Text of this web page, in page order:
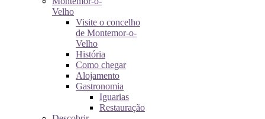
Velho
Visite o concelho
de Montemor-o-
Velho
História
Como chegar
Alojamento
Gastronomia
Iguarias
Restauração